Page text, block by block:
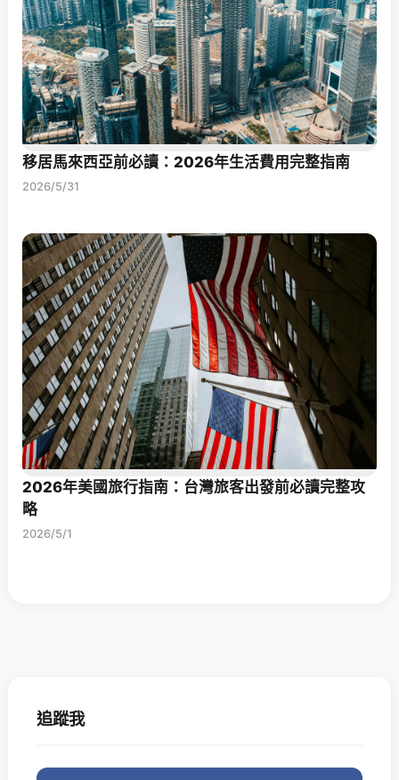
移居馬來西亞前必讀：2026年生活費用完整指南
2026/5/31
2026年美國旅行指南：台灣旅客出發前必讀完整攻
略
2026/5/1
追蹤我